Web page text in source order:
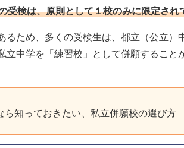
受検は、原則として１校のみに限定され
るため、多くの受検生は、都立（公立）
立中学を「練習校」として併願すること
ら知っておきたい、私立併願校の選び方